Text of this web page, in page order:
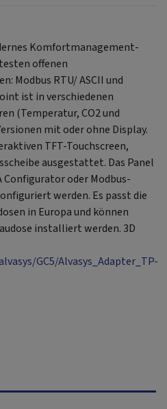
Komfortmanagement-
offenen
Modbus RTU/ ASCII und
ist in verschiedenen
(Temperatur, CO2 und
mit oder ohne Display.
TFT-Touchscreen,
ausgestattet. Das Panel
Configurator oder Modbus-
werden. Es passt die
in Europa und können
installiert werden. 3D
GC5/Alvasys_Adapter_TP-